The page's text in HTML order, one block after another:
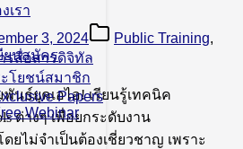
เรา
ยนสมัคร
โยชน์สมาชิก
Papers
Webinar
3, 2024 Public Training,
รสื่อสารดิจิทัล
นธ์ยุคเอไอ! เรียนรู้เทคนิค
ต่างๆ เพื่อยกระดับงาน
ไม่จำเป็นต้องเชี่ยวชาญ เพราะ